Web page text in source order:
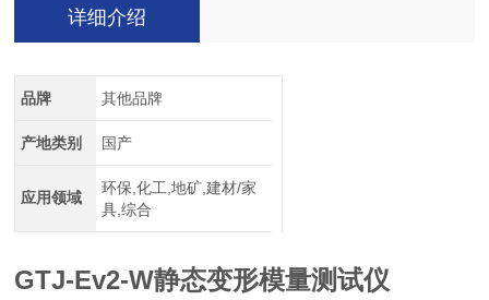
详细介绍
品牌 其他品牌
产地类别 国产
应用领域
环保,化工,地矿,建材/家
具,综合
GTJ-Ev2-W静态变形模量测试仪